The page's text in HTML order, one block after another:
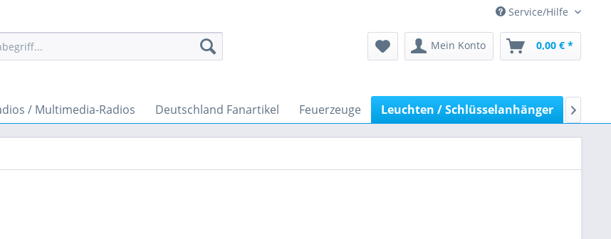
Service/Hilfe
Mein Konto 0,00 € *
/ Multimedia-Radios Deutschland Fanartikel Feuerzeuge Leuchten / Schlüsselanhänger 